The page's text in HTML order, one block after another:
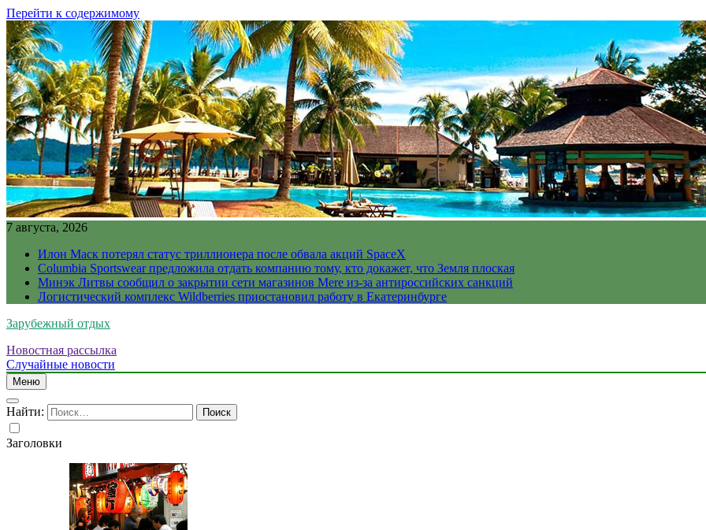
Перейти к содержимому
7 августа, 2026
Илон Маск потерял статус триллионера после обвала акций SpaceX
Columbia Sportswear предложила отдать компанию тому, кто докажет, что Земля плоская
Минэк Литвы сообщил о закрытии сети магазинов Mere из-за антироссийских санкций
Логистический комплекс Wildberries приостановил работу в Екатеринбурге
Зарубежный отдых
Новостная рассылка
Случайные новости
Меню
Найти:
Заголовки